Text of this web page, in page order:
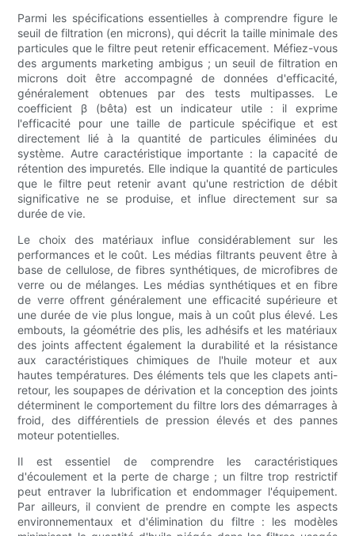
Parmi les spécifications essentielles à comprendre figure le
seuil de filtration (en microns), qui décrit la taille minimale des
particules que le filtre peut retenir efficacement. Méfiez-vous
des arguments marketing ambigus ; un seuil de filtration en
microns doit être accompagné de données d'efficacité,
généralement obtenues par des tests multipasses. Le
coefficient β (bêta) est un indicateur utile : il exprime
l'efficacité pour une taille de particule spécifique et est
directement lié à la quantité de particules éliminées du
système. Autre caractéristique importante : la capacité de
rétention des impuretés. Elle indique la quantité de particules
que le filtre peut retenir avant qu'une restriction de débit
significative ne se produise, et influe directement sur sa
durée de vie.
Le choix des matériaux influe considérablement sur les
performances et le coût. Les médias filtrants peuvent être à
base de cellulose, de fibres synthétiques, de microfibres de
verre ou de mélanges. Les médias synthétiques et en fibre
de verre offrent généralement une efficacité supérieure et
une durée de vie plus longue, mais à un coût plus élevé. Les
embouts, la géométrie des plis, les adhésifs et les matériaux
des joints affectent également la durabilité et la résistance
aux caractéristiques chimiques de l'huile moteur et aux
hautes températures. Des éléments tels que les clapets anti-
retour, les soupapes de dérivation et la conception des joints
déterminent le comportement du filtre lors des démarrages à
froid, des différentiels de pression élevés et des pannes
moteur potentielles.
Il est essentiel de comprendre les caractéristiques
d'écoulement et la perte de charge ; un filtre trop restrictif
peut entraver la lubrification et endommager l'équipement.
Par ailleurs, il convient de prendre en compte les aspects
environnementaux et d'élimination du filtre : les modèles